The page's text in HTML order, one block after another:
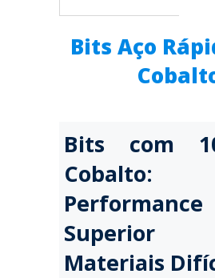
Bits Aço
Bits com
Cobalto:
Performance
Superior
Materiais